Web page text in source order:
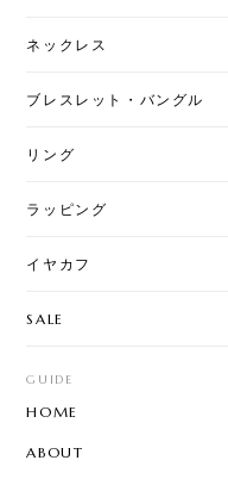
ネックレス
ブレスレット・バングル
リング
ラッピング
イヤカフ
SALE
GUIDE
HOME
ABOUT